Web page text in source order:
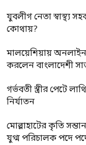
যুবলীগ নেতা স্বাস্থ্য
কোথায়?
মালয়েশিয়ায় অনলাইন
করলেন বাংলাদেশী
গর্ভবতী স্ত্রীর পেটে
নির্যাতন
মোল্লাহাটের কৃতি
যুগ্ম পরিচালক পদে